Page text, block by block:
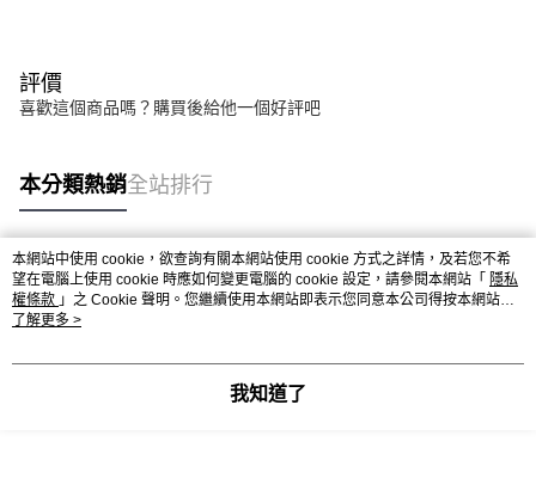
評價
喜歡這個商品嗎？購買後給他一個好評吧
本分類熱銷全站排行
熱門標籤
本網站中使用 cookie，欲查詢有關本網站使用 cookie 方式之詳情，及若您不希
望在電腦上使用 cookie 時應如何變更電腦的 cookie 設定，請參閱本網站「 隱私
權條款 」之 Cookie 聲明。您繼續使用本網站即表示您同意本公司得按本網站使
用條款之 Cookie 聲明使用 cookie。
了解更多 >
我知道了